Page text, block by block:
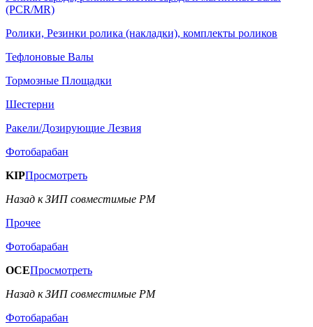
(PCR/MR)
Ролики, Резинки ролика (накладки), комплекты роликов
Тефлоновые Валы
Тормозные Площадки
Шестерни
Ракели/Дозирующие Лезвия
Фотобарабан
KIPПросмотреть
Назад к ЗИП совместимые РМ
Прочее
Фотобарабан
OCEПросмотреть
Назад к ЗИП совместимые РМ
Фотобарабан